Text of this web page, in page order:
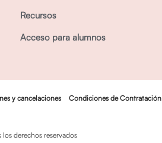
Recursos
Acceso para alumnos
y cancelaciones Condiciones de Contratación
derechos reservados